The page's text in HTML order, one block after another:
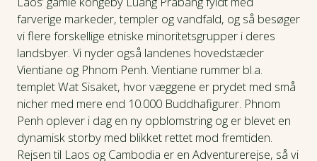
farverige markeder, templer og vandfald, og så besøger
vi flere forskellige etniske minoritetsgrupper i deres
landsbyer. Vi nyder også landenes hovedstæder
Vientiane og Phnom Penh. Vientiane rummer bl.a.
templet Wat Sisaket, hvor væggene er prydet med små
nicher med mere end 10.000 Buddhafigurer. Phnom
Penh oplever i dag en ny opblomstring og er blevet en
dynamisk storby med blikket rettet mod fremtiden.
Rejsen til Laos og Cambodia er en Adventurerejse, så vi